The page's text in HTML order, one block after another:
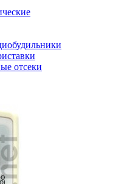
отсеки